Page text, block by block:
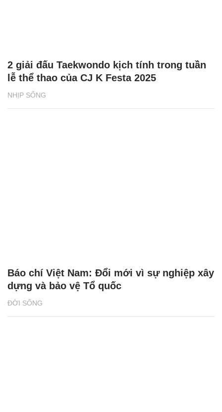
NHỊP SỐNG
2 giải đấu Taekwondo kịch tính trong tuần
lễ thể thao của CJ K Festa 2025
ĐỜI SỐNG
Báo chí Việt Nam: Đổi mới vì sự nghiệp xây
dựng và bảo vệ Tổ quốc